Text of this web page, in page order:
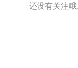
还没有关注哦